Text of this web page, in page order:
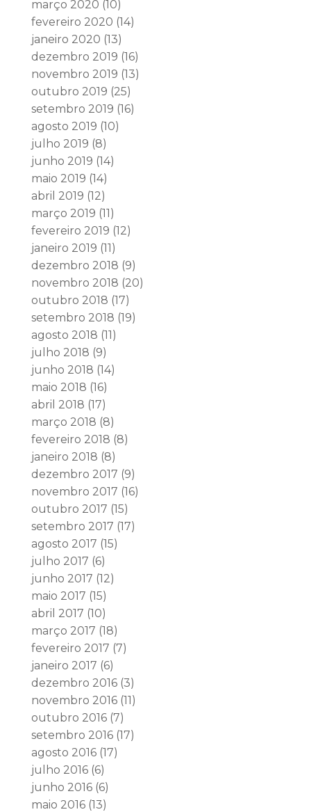
março 2020 (10)
fevereiro 2020 (14)
janeiro 2020 (13)
dezembro 2019 (16)
novembro 2019 (13)
outubro 2019 (25)
setembro 2019 (16)
agosto 2019 (10)
julho 2019 (8)
junho 2019 (14)
maio 2019 (14)
abril 2019 (12)
março 2019 (11)
fevereiro 2019 (12)
janeiro 2019 (11)
dezembro 2018 (9)
novembro 2018 (20)
outubro 2018 (17)
setembro 2018 (19)
agosto 2018 (11)
julho 2018 (9)
junho 2018 (14)
maio 2018 (16)
abril 2018 (17)
março 2018 (8)
fevereiro 2018 (8)
janeiro 2018 (8)
dezembro 2017 (9)
novembro 2017 (16)
outubro 2017 (15)
setembro 2017 (17)
agosto 2017 (15)
julho 2017 (6)
junho 2017 (12)
maio 2017 (15)
abril 2017 (10)
março 2017 (18)
fevereiro 2017 (7)
janeiro 2017 (6)
dezembro 2016(3)
novembro 2016(11)
outubro 2016(7)
setembro 2016(17)
agosto 2016(17)
julho 2016(6)
junho 2016(6)
maio 2016(13)